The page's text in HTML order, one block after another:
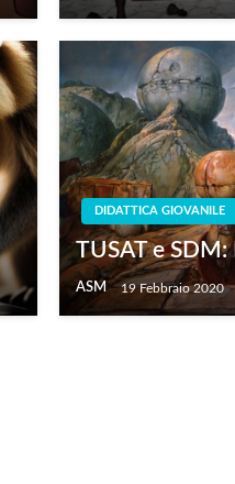
DIDATTICA GIOVANILE
TUSAT e
ASM 19 Febbraio 2020